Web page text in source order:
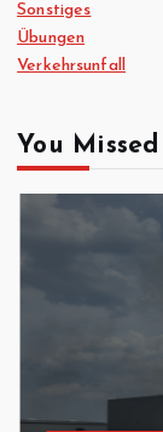
Sonstiges
Übungen
Verkehrsunfall
You Missed